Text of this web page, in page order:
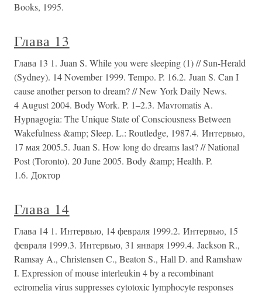
Books, 1995.
Глава 13
Глава 13 1. Juan S. While you were sleeping (1) // Sun-Herald
(Sydney). 14 November 1999. Tempo. P. 16.2. Juan S. Can I
cause another person to dream? // New York Daily News.
4 August 2004. Body Work. P. 1–2.3. Mavromatis A.
Hypnagogia: The Unique State of Consciousness Between
Wakefulness &amp; Sleep. L.: Routledge, 1987.4. Интервью,
17 мая 2005.5. Juan S. How long do dreams last? // National
Post (Toronto). 20 June 2005. Body &amp; Health. P.
1.6. Доктор
Глава 14
Глава 14 1. Интервью, 14 февраля 1999.2. Интервью, 15
февраля 1999.3. Интервью, 31 января 1999.4. Jackson R.,
Ramsay A., Christensen C., Beaton S., Hall D. and Ramshaw
I. Expression of mouse interleukin 4 by a recombinant
ectromelia virus suppresses cytotoxic lymphocyte responses